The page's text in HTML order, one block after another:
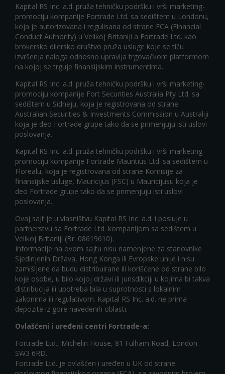
Kapital RS Inc. a.d. pruža tehničku podršku i vrši marketing-
promociju kompanije Fortrade Ltd. sa sedištem u Londonu,
koja je autorizovana i regulisana od strane FCA (Financial
Conduct Authority) u Velikoj Britaniji a Fortrade Ltd. kao
brokersko dilersko društvo pruža usluge koje se tiču
izvršenja naloga odnosno upravlja trgovačkom platformom
na kojoj se trguje finansijskim instrumentima.
Kapital RS Inc. a.d. pruža tehničku podršku i vrši marketing-
promociju kompanije Fort Securities Australia Pty Ltd. sa
sedištem u Sidneju, koja je registrovana od strane
Australian Securities & Investments Commission u Australiji
koja je deo Fortrade grupe tako da se primenjuju isti uslovi
poslovanja.
Kapital RS Inc. a.d. pruža tehničku podršku i vrši marketing-
promociju kompanije Fortrade Mauritius Ltd. sa sedištem u
Florealu, koja je registrovana od strane Komisije za
finansijske usluge, Mauricijus (FSC) u Mauricijusu koja je
deo Fortrade grupe tako da se primenjuju isti uslovi
poslovanja.
Ovaj sajt je u vlasništvu Kapital RS Inc. a.d. i posluje u
partnerstvu sa Fortrade Ltd. kompanijom sa sedištem u
Velikoj Britaniji (Br. 08619610).
Informacije na ovom sajtu nisu namenjene za stanovnike
Sjedinjenih Država, Hong Konga ili Evropske unije i nisu
zamišljene da budu distribuirane ili korišćene od strane bilo
koje osobe, u bilo kojoj državi ili jurisdikciji u kojima bi takva
distribucija ili upotreba bila u suprotnosti s lokalnim
zakonima ili regulativom. Kapital RS Inc. a.d. ne prima
depozite iz gore navedenih oblasti.
Ovlašćeni i uređeni centri Fortrade-a:
Fortrade Ltd., Michelin House, 81 Fulham Road, London.
SW3 6RD.
Fortrade Ltd. je ovlašćen i uređen u UK od strane